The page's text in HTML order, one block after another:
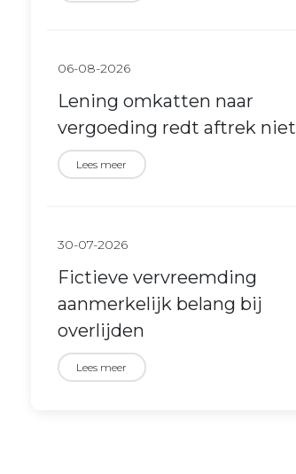
06-08-2026
Lening omkatten naar
vergoeding redt aftrek niet
Lees meer
30-07-2026
Fictieve vervreemding
aanmerkelijk belang bij
overlijden
Lees meer